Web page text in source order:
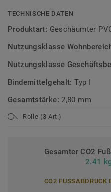
TECHNISCHE DATEN
Produktart: Geschäumter
Nutzungsklasse
Nutzungsklasse
Bindemittelgehalt:Typ I
Gesamtstärke: 2,80 mm
Rolle (3 Art.)
Gesamter CO2
2.41
CO2 FUSSABDRUCK